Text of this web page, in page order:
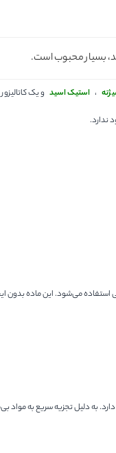
بسیار محبوب است.
، استیک اسید و یک
ندارد.
می‌شود. این ماده بدون
به دلیل تجزیه سریع به